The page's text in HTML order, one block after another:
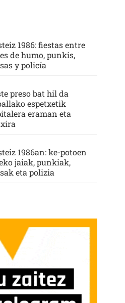
1986: fiestas entre
de humo, punkis,
y policía
preso bat hil da
espetxetik
eraman eta
1986an: ke-potoen
jaiak, punkiak,
eta polizia